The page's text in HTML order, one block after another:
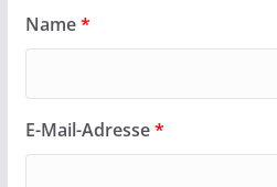
Name*
E-Mail-Adresse*